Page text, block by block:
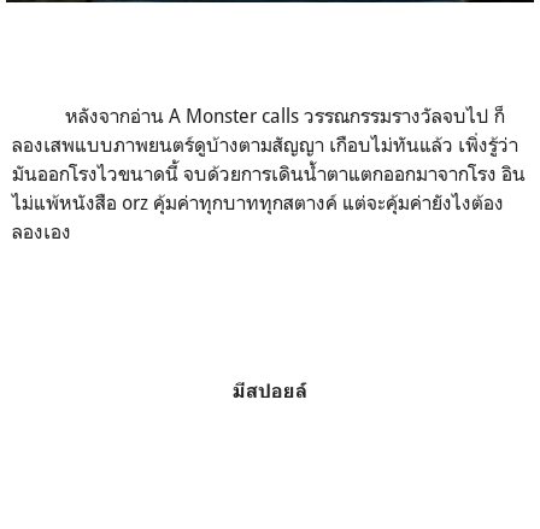
หลังจากอ่าน A Monster calls วรรณกรรมรางวัลจบไป ก็
ลองเสพแบบภาพยนตร์ดูบ้างตามสัญญา เกือบไม่ทันแล้ว เพิ่งรู้ว่า
มันออกโรงไวขนาดนี้ จบด้วยการเดินน้ำตาแตกออกมาจากโรง อิน
ไม่แพ้หนังสือ orz คุ้มค่าทุกบาททุกสตางค์ แต่จะคุ้มค่ายังไงต้อง
ลองเอง
มีสปอยล์